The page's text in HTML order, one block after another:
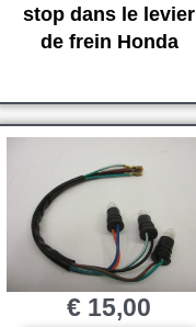
stop dans le levier
de frein Honda
€ 15,00